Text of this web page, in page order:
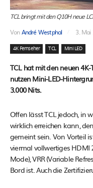
TCL bringt mit den Q10H neue
VonAndré Westphal 3. Mai
4K Fernseher TCL Mini LED
TCL hat mit den neuen 4K-
nutzen Mini-LED-
3.000 Nits.
Offen lässt TCL jedoch, in
wirklich erreichen kann,
gemeint sein. Von Vorteil
viermal vollwertiges HDMI
Mode), VRR (Variable
Bord ist. Auch die